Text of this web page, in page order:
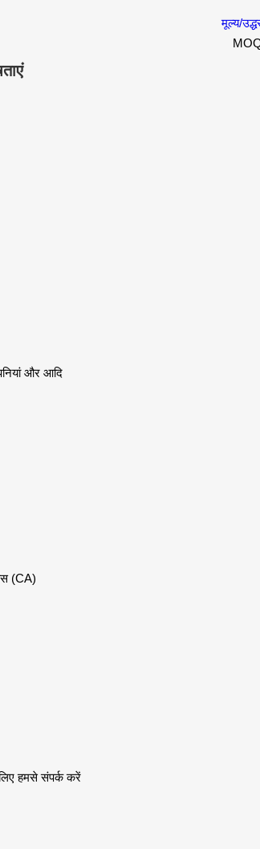
मूल्य/
और आदि
(CA)
लिए हमसे संपर्क करें